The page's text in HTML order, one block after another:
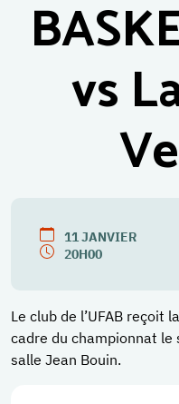
vs
11JANVIER
20H00
Le club de l’UFAB reçoit
cadre du championnat
salle Jean Bouin.